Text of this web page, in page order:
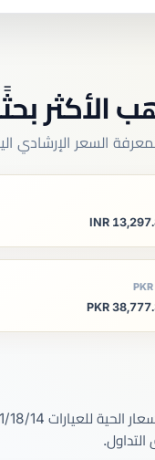
الأكثر
السعر الإرشادي اليوم
13,297.89
PKR
38,777.38